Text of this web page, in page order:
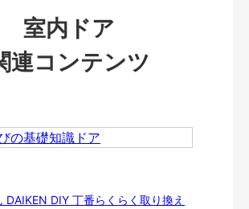
室内ドア
連コンテンツ